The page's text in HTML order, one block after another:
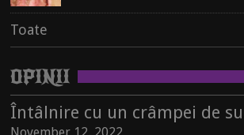
II: Spitalul nevindecării
September 21, 2020
Toate
Spini și angoase în era abominațiunilor cu zâmbete largi. Interviu cu Radu Iaszberenyi
Toate
OPINII